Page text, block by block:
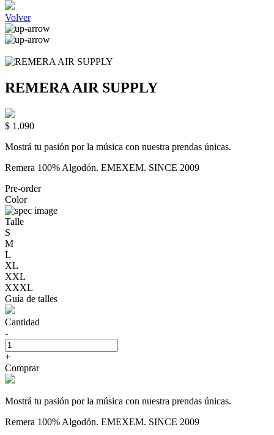
Volver
REMERA AIR SUPPLY
$ 1.090
Mostrá tu pasión por la música con nuestra prendas únicas.
Remera 100% Algodón. EMEXEM. SINCE 2009
Pre-order
Color
Talle
S
M
L
XL
XXL
XXXL
Guía de talles
Cantidad
-
+
Comprar
Mostrá tu pasión por la música con nuestra prendas únicas.
Remera 100% Algodón. EMEXEM. SINCE 2009